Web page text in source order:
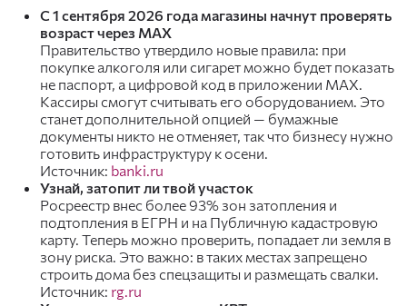
С 1 сентября 2026 года магазины начнут проверять
возраст через MAX
Правительство утвердило новые правила: при
покупке алкоголя или сигарет можно будет показать
не паспорт, а цифровой код в приложении MAX.
Кассиры смогут считывать его оборудованием. Это
станет дополнительной опцией — бумажные
документы никто не отменяет, так что бизнесу нужно
готовить инфраструктуру к осени.
Источник: banki.ru
Узнай, затопит ли твой участок
Росреестр внес более 93% зон затопления и
подтопления в ЕГРН и на Публичную кадастровую
карту. Теперь можно проверить, попадает ли земля в
зону риска. Это важно: в таких местах запрещено
строить дома без спецзащиты и размещать свалки.
Источник: rg.ru